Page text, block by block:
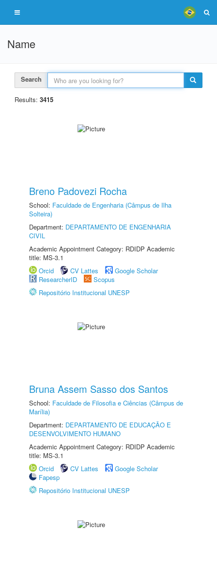
Name
Search
Results: 3415
Breno Padovezi Rocha
School: Faculdade de Engenharia (Câmpus de Ilha
Solteira)
Department: DEPARTAMENTO DE ENGENHARIA
CIVIL
Academic Appointment Category: RDIDP Academic
title: MS-3.1
Orcid
CV Lattes
Google Scholar
ResearcherID
Scopus
Repositório Institucional UNESP
Bruna Assem Sasso dos Santos
School: Faculdade de Filosofia e Ciências (Câmpus de
Marília)
Department: DEPARTAMENTO DE EDUCAÇÃO E
DESENVOLVIMENTO HUMANO
Academic Appointment Category: RDIDP Academic
title: MS-3.1
Orcid
CV Lattes
Google Scholar
Fapesp
Repositório Institucional UNESP